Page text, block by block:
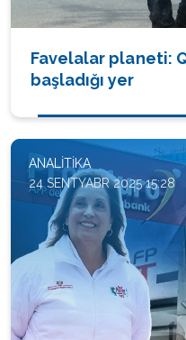
Favelalar planeti:
başladığı yer
ANALITIKA
24 SENTYABR 2025 15:28